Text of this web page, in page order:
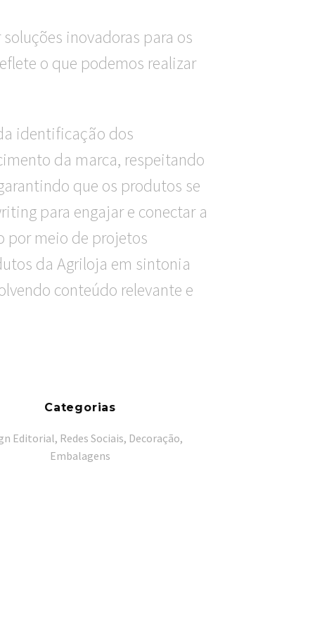
inovadoras para os
o que podemos realizar
identificação dos
da marca, respeitando
que os produtos se
para engajar e conectar a
por meio de projetos
da Agriloja em sintonia
conteúdo relevante e
Categorias
Editorial, Redes Sociais, Decoração,
Embalagens